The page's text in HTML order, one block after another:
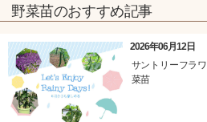
野菜苗のおすすめ記事
2026年06月12日
サントリーフラ
菜苗